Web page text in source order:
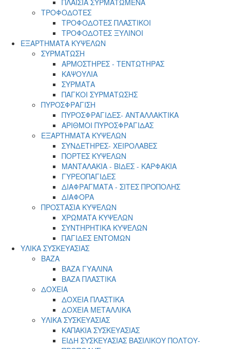
ΠΛΑΙΣΙΑ ΣΥΡΜΑΤΩΜΕΝΑ
ΤΡΟΦΟΔΟΤΕΣ
ΤΡΟΦΟΔΟΤΕΣ ΠΛΑΣΤΙΚΟΙ
ΤΡΟΦΟΔΟΤΕΣ ΞΥΛΙΝΟΙ
ΕΞΑΡΤΗΜΑΤΑ ΚΥΨΕΛΩΝ
ΣΥΡΜΑΤΩΣΗ
ΑΡΜΟΣΤΗΡΕΣ - ΤΕΝΤΩΤΗΡΑΣ
ΚΑΨΟΥΛΙΑ
ΣΥΡΜΑΤΑ
ΠΑΓΚΟΙ ΣΥΡΜΑΤΩΣΗΣ
ΠΥΡΟΣΦΡΑΓΙΣΗ
ΠΥΡΟΣΦΡΑΓΙΔΕΣ- ΑΝΤΑΛΛΑΚΤΙΚΑ
ΑΡΙΘΜΟΙ ΠΥΡΟΣΦΡΑΓΙΔΑΣ
ΕΞΑΡΤΗΜΑΤΑ ΚΥΨΕΛΩΝ
ΣΥΝΔΕΤΗΡΕΣ- ΧΕΙΡΟΛΑΒΕΣ
ΠΟΡΤΕΣ ΚΥΨΕΛΩΝ
ΜΑΝΤΑΛΑΚΙΑ - ΒΙΔΕΣ - ΚΑΡΦΑΚΙΑ
ΓΥΡΕΟΠΑΓΙΔΕΣ
ΔΙΑΦΡΑΓΜΑΤΑ - ΣΙΤΕΣ ΠΡΟΠΟΛΗΣ
ΔΙΑΦΟΡΑ
ΠΡΟΣΤΑΣΙΑ ΚΥΨΕΛΩΝ
ΧΡΩΜΑΤΑ ΚΥΨΕΛΩΝ
ΣΥΝΤΗΡΗΤΙΚΑ ΚΥΨΕΛΩΝ
ΠΑΓΙΔΕΣ ΕΝΤΟΜΩΝ
ΥΛΙΚΑ ΣΥΣΚΕΥΑΣΙΑΣ
ΒΑΖΑ
ΒΑΖΑ ΓΥΑΛΙΝΑ
ΒΑΖΑ ΠΛΑΣΤΙΚΑ
ΔΟΧΕΙΑ
ΔΟΧΕΙΑ ΠΛΑΣΤΙΚΑ
ΔΟΧΕΙΑ ΜΕΤΑΛΛΙΚΑ
ΥΛΙΚΑ ΣΥΣΚΕΥΑΣΙΑΣ
ΚΑΠΑΚΙΑ ΣΥΣΚΕΥΑΣΙΑΣ
ΕΙΔΗ ΣΥΣΚΕΥΑΣΙΑΣ ΒΑΣΙΛΙΚΟΥ ΠΟΛΤΟΥ-